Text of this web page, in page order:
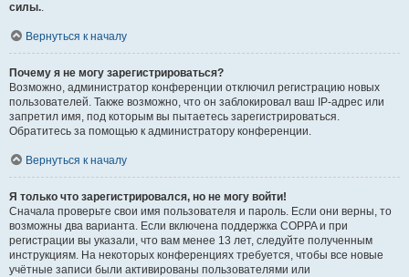
силы..
Вернуться к началу
Почему я не могу зарегистрироваться?
Возможно, администратор конференции отключил регистрацию новых
пользователей. Также возможно, что он заблокировал ваш IP-адрес или
запретил имя, под которым вы пытаетесь зарегистрироваться.
Обратитесь за помощью к администратору конференции.
Вернуться к началу
Я только что зарегистрировался, но не могу войти!
Сначала проверьте свои имя пользователя и пароль. Если они верны, то
возможны два варианта. Если включена поддержка COPPA и при
регистрации вы указали, что вам менее 13 лет, следуйте полученным
инструкциям. На некоторых конференциях требуется, чтобы все новые
учётные записи были активированы пользователями или